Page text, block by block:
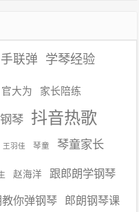
联弹 学琴经验
官大为 家长陪练
琴 抖音热歌
王羽佳 琴童 琴童家长
赵海洋 跟郎朗学钢琴
你弹钢琴 郎朗钢琴课